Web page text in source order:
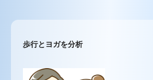
歩行とヨガを分析